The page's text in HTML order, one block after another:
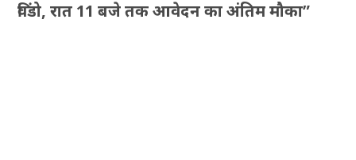
विंडो, रात 11 बजे तक आवेदन का अंतिम मौका”